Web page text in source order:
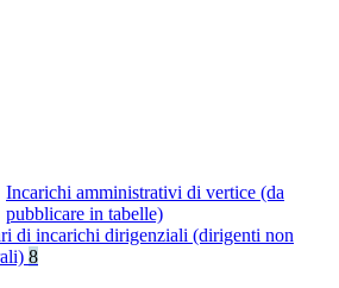
Incarichi amministrativi di vertice (da
pubblicare in tabelle)
di incarichi dirigenziali (dirigenti non
8